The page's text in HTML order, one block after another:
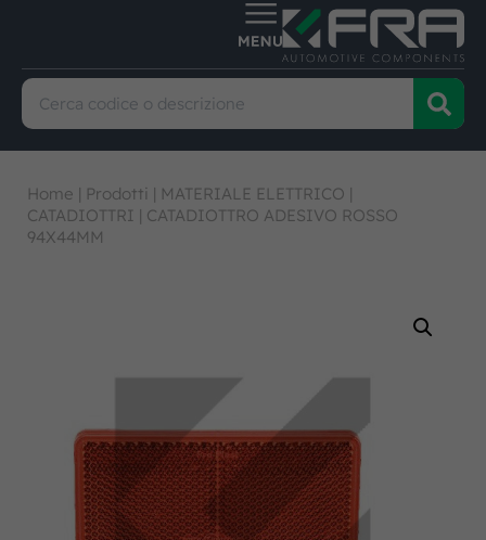
Home | Prodotti | MATERIALE ELETTRICO |
CATADIOTTRI | CATADIOTTRO ADESIVO ROSSO
94X44MM